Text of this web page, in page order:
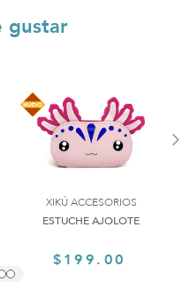
gustar
XIKÚ ACCESORIOS
ESTUCHE AJOLOTE
$199.00